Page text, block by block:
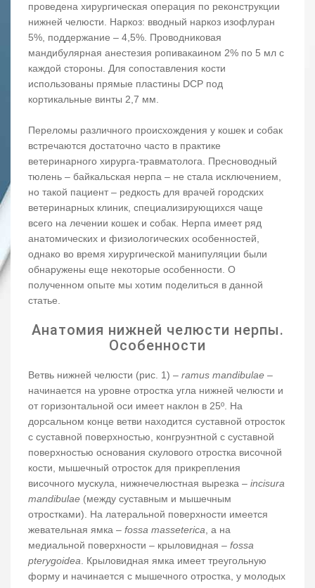
проведена хирургическая операция по реконструкции
нижней челюсти. Наркоз: вводный наркоз изофлуран
5%, поддержание – 4,5%. Проводниковая
мандибулярная анестезия ропивакаином 2% по 5 мл с
каждой стороны. Для сопоставления кости
использованы прямые пластины DCP под
кортикальные винты 2,7 мм.
Переломы различного происхождения у кошек и собак
встречаются достаточно часто в практике
ветеринарного хирурга-травматолога. Пресноводный
тюлень – байкальская нерпа – не стала исключением,
но такой пациент – редкость для врачей городских
ветеринарных клиник, специализирующихся чаще
всего на лечении кошек и собак. Нерпа имеет ряд
анатомических и физиологических особенностей,
однако во время хирургической манипуляции были
обнаружены еще некоторые особенности. О
полученном опыте мы хотим поделиться в данной
статье.
Анатомия нижней челюсти нерпы.
Особенности
Ветвь нижней челюсти (рис. 1) – ramus mandibulae –
начинается на уровне отростка угла нижней челюсти и
от горизонтальной оси имеет наклон в 25º. На
дорсальном конце ветви находится суставной отросток
с суставной поверхностью, конгруэнтной с суставной
поверхностью основания скулового отростка височной
кости, мышечный отросток для прикрепления
височного мускула, нижнечелюстная вырезка – incisura
mandibulae (между суставным и мышечным
отростками). На латеральной поверхности имеется
жевательная ямка – fossa masseterica, а на
медиальной поверхности – крыловидная – fossa
pterygoidea. Крыловидная ямка имеет треугольную
форму и начинается с мышечного отростка, у молодых